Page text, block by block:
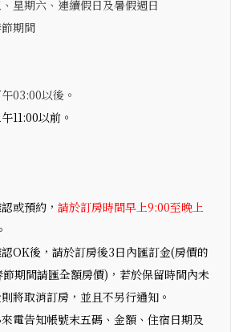
星期六、連續假日及暑假週日
期間
03:00以後。
11:00以前。
或預約， 請於訂房時間早上9:00至晚上
。
OK後，請於訂房後3日內匯訂金(房價的
期間請匯全額房價)，若於保留時間內未
將取消訂房，並且不另行通知。
電告知帳號末五碼、金額、住宿日期及